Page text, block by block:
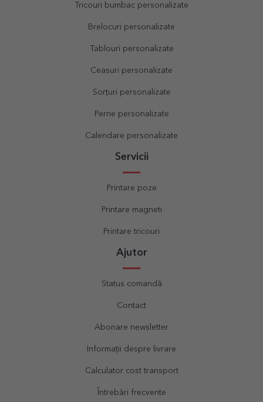
Tricouri bumbac personalizate
Brelocuri personalizate
Tablouri personalizate
Ceasuri personalizate
Sorțuri personalizate
Perne personalizate
Calendare personalizate
Servicii
Printare poze
Printare magneti
Printare tricouri
Ajutor
Status comandă
Contact
Abonare newsletter
Informații despre livrare
Calculator cost transport
Întrebări frecvente